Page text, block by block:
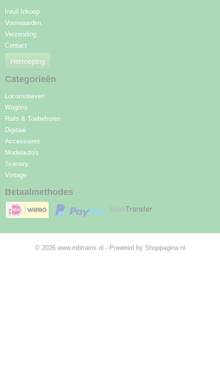
Inruil Inkoop
Voorwaarden
Verzending
Contact
Herroeping
Categorieën
Locomotieven
Wagons
Rails & Toebehoren
Digitaal
Accessoires
Modelauto's
Scenery
Vintage
Betaalmethodes
© 2026 www.mbtrains.nl - Powered by Shoppagina.nl